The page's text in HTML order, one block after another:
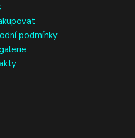
podmínky